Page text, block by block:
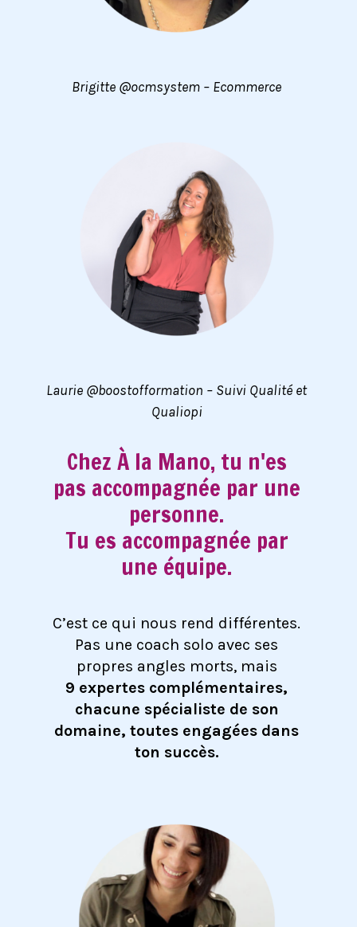
Brigitte @ocmsystem – Ecommerce
Laurie @boostofformation – Suivi Qualité et
Qualiopi
Chez À la Mano, tu n'es
pas accompagnée par une
personne.
Tu es accompagnée par
une équipe.
C’est ce qui nous rend différentes.
Pas une coach solo avec ses
propres angles morts, mais
9 expertes complémentaires,
chacune spécialiste de son
domaine, toutes engagées dans
ton succès.